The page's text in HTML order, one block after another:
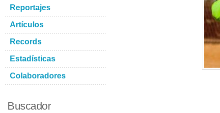
Reportajes
Artículos
Records
Estadísticas
Colaboradores
Buscador